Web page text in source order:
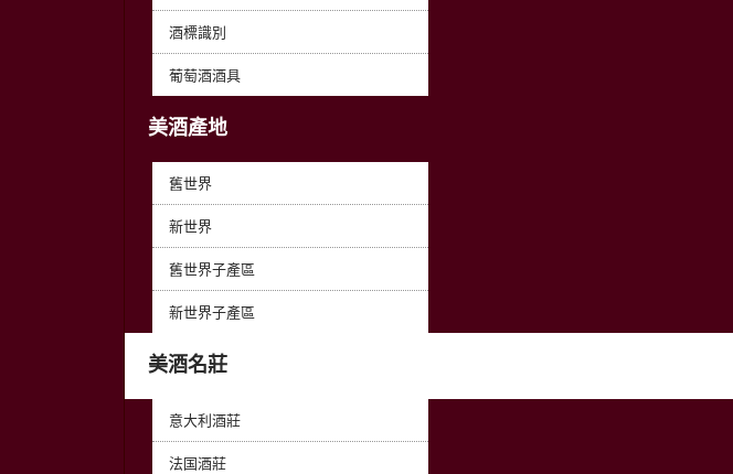
酒標識別
葡萄酒酒具
美酒產地
舊世界
新世界
舊世界子產區
新世界子產區
美酒名莊
意大利酒莊
法国酒莊